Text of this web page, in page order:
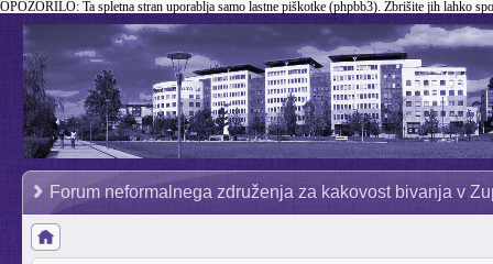
OPOZORILO: Ta spletna stran uporablja samo lastne piškotke (phpbb3). Zbrišite jih lahko
Forum neformalnega združenja za kakovost bivanja v